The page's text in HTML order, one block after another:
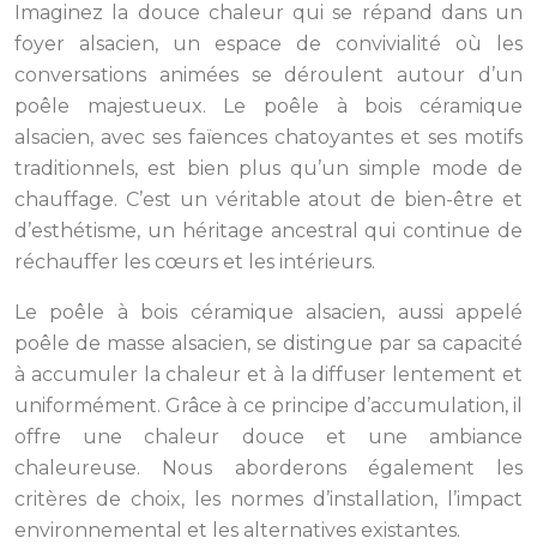
Imaginez la douce chaleur qui se répand dans un
foyer alsacien, un espace de convivialité où les
conversations animées se déroulent autour d’un
poêle majestueux. Le poêle à bois céramique
alsacien, avec ses faïences chatoyantes et ses motifs
traditionnels, est bien plus qu’un simple mode de
chauffage. C’est un véritable atout de bien-être et
d’esthétisme, un héritage ancestral qui continue de
réchauffer les cœurs et les intérieurs.
Le poêle à bois céramique alsacien, aussi appelé
poêle de masse alsacien, se distingue par sa capacité
à accumuler la chaleur et à la diffuser lentement et
uniformément. Grâce à ce principe d’accumulation, il
offre une chaleur douce et une ambiance
chaleureuse. Nous aborderons également les
critères de choix, les normes d’installation, l’impact
environnemental et les alternatives existantes.